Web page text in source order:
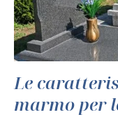
Le
marmo per